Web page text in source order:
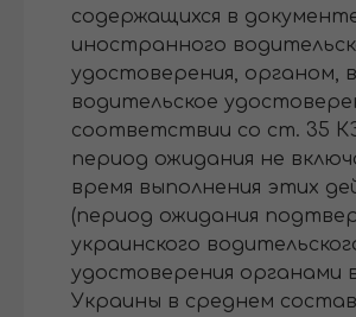
содержащихся в
иностранного
удостоверения, органом,
водительское
соответствии со ст. 35
период ожидания не
время выполнения этих
(период ожидания
украинского
удостоверения органами
Украины в среднем